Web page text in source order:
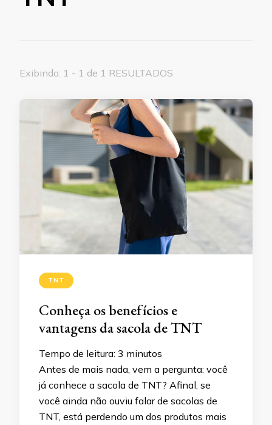
Exibindo: 1 - 1 de 1 RESULTADOS
TNT
Conheça os benefícios e
vantagens da sacola de TNT
Tempo de leitura: 3 minutos
Antes de mais nada, vem a pergunta: você
já conhece a sacola de TNT? Afinal, se
você ainda não ouviu falar de sacolas de
TNT, está perdendo um dos produtos mais